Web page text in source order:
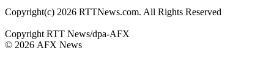
Copyright(c) 2026 RTTNews.com. All Rights Reserved
Copyright RTT News/dpa-AFX
© 2026 AFX News